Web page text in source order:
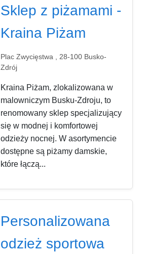
Sklep z piżamami -
Kraina Piżam
Plac Zwycięstwa , 28-100 Busko-
Zdrój
Kraina Piżam, zlokalizowana w
malowniczym Busku-Zdroju, to
renomowany sklep specjalizujący
się w modnej i komfortowej
odzieży nocnej. W asortymencie
dostępne są piżamy damskie,
które łączą...
Personalizowana
odzież sportowa